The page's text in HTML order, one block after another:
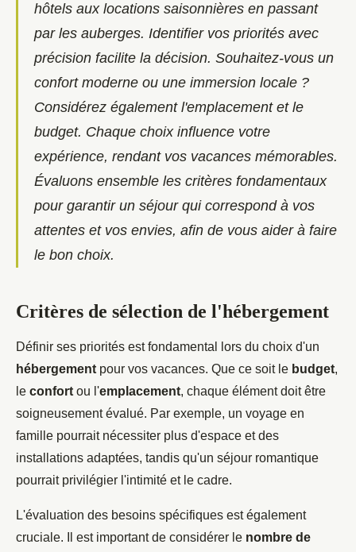
hôtels aux locations saisonnières en passant
par les auberges. Identifier vos priorités avec
précision facilite la décision. Souhaitez-vous un
confort moderne ou une immersion locale ?
Considérez également l'emplacement et le
budget. Chaque choix influence votre
expérience, rendant vos vacances mémorables.
Évaluons ensemble les critères fondamentaux
pour garantir un séjour qui correspond à vos
attentes et vos envies, afin de vous aider à faire
le bon choix.
Critères de sélection de l'hébergement
Définir ses priorités est fondamental lors du choix d'un
hébergement pour vos vacances. Que ce soit le budget,
le confort ou l'emplacement, chaque élément doit être
soigneusement évalué. Par exemple, un voyage en
famille pourrait nécessiter plus d'espace et des
installations adaptées, tandis qu'un séjour romantique
pourrait privilégier l'intimité et le cadre.
L'évaluation des besoins spécifiques est également
cruciale. Il est important de considérer le nombre de